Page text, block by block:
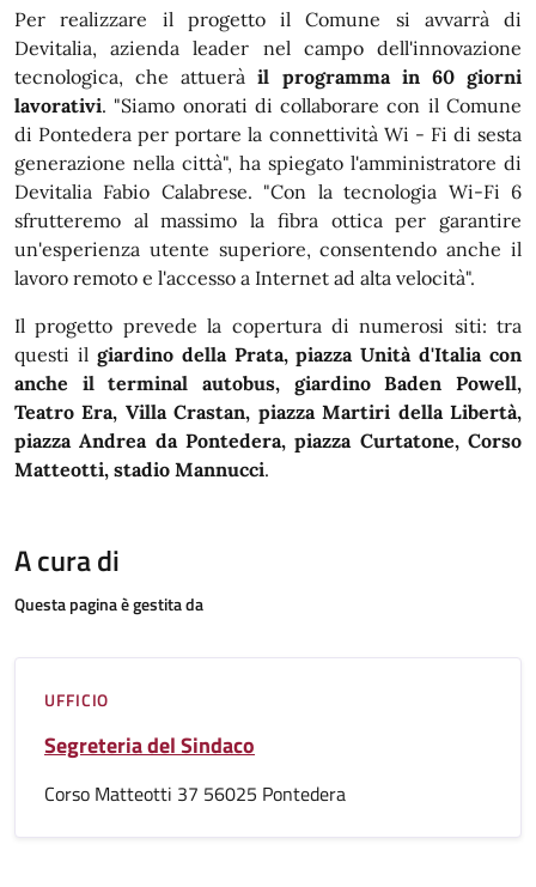
Per realizzare il progetto il Comune si avvarrà di
Devitalia, azienda leader nel campo dell'innovazione
tecnologica, che attueràil programma in 60 giorni
lavorativi. "Siamo onorati di collaborare con il Comune
di Pontedera per portare la connettività Wi - Fi di sesta
generazione nella città", ha spiegato l'amministratore di
Devitalia Fabio Calabrese. "Con la tecnologia Wi-Fi 6
sfrutteremo al massimo la fibra ottica per garantire
un'esperienza utente superiore, consentendo anche il
lavoro remoto e l'accesso a Internet ad alta velocità".
Il progetto prevede la copertura di numerosi siti: tra
questi il giardino della Prata, piazza Unità d'Italia con
anche il terminal autobus, giardino Baden Powell,
Teatro Era, Villa Crastan, piazza Martiri della Libertà,
piazza Andrea da Pontedera, piazza Curtatone, Corso
Matteotti, stadio Mannucci.
A cura di
Questa pagina è gestita da
UFFICIO
Segreteria del Sindaco
Corso Matteotti 37 56025 Pontedera